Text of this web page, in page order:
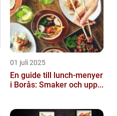
01 juli 2025
En guide till lunch-menyer
i Borås: Smaker och upp...